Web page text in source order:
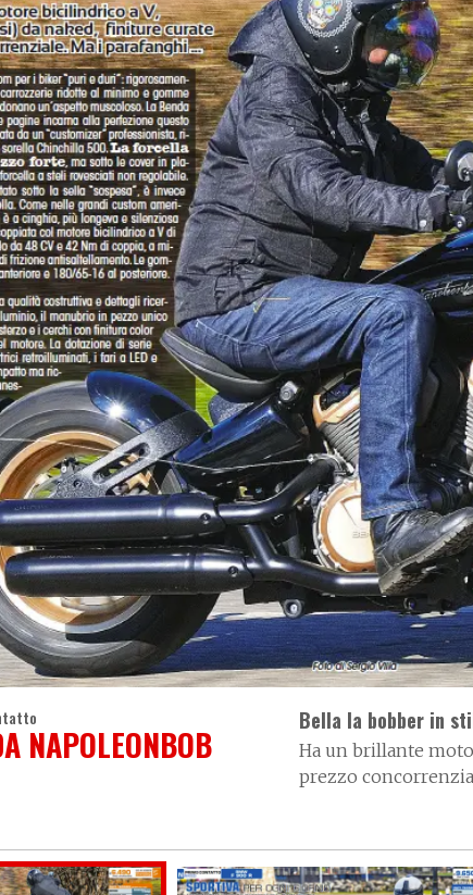
NAPOLEONBOB
Bella la bobber in
Ha un brillante
prezzo